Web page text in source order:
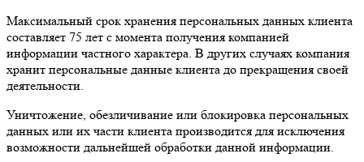
Максимальный срок хранения персональных данных клиента
составляет 75 лет с момента получения компанией
информации частного характера. В других случаях компания
хранит персональные данные клиента до прекращения своей
деятельности.
Уничтожение, обезличивание или блокировка персональных
данных или их части клиента производится для исключения
возможности дальнейшей обработки данной информации.